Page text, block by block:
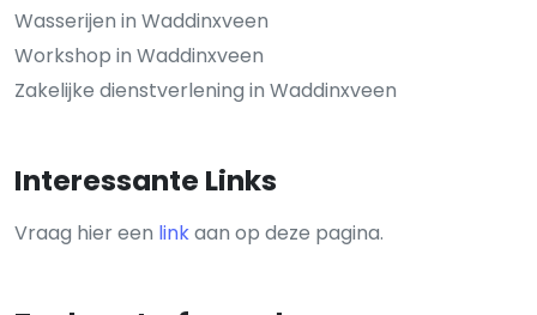
Wasserijen in Waddinxveen
Workshop in Waddinxveen
Zakelijke dienstverlening in Waddinxveen
Interessante Links
Vraag hier een linkaan op deze pagina.